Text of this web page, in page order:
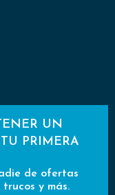
UN
PRIMERA
de ofertas
trucos y más.